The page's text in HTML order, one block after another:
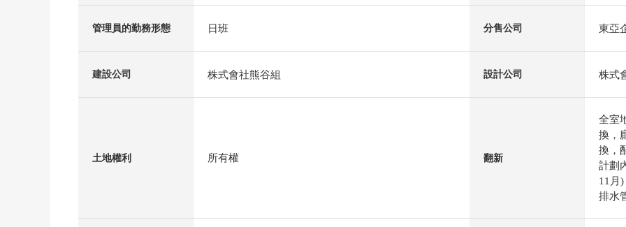
管理員的勤務形態 日班 分售公司 東亞
建設公司 株式會社熊谷組 設計公司 株式
土地權利 所有權 翻新
全室
換，
換，
計劃
11月
排水